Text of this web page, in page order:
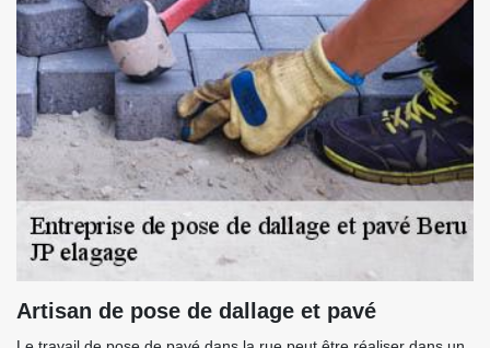
Artisan de pose de dallage et pavé